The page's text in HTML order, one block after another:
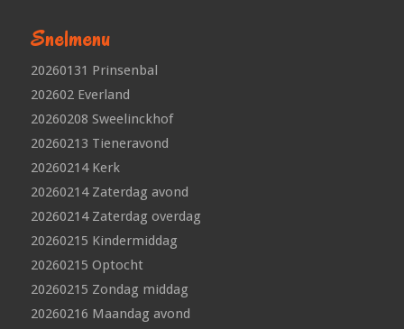
Snelmenu
20260131 Prinsenbal
202602 Everland
20260208 Sweelinckhof
20260213 Tieneravond
20260214 Kerk
20260214 Zaterdag avond
20260214 Zaterdag overdag
20260215 Kindermiddag
20260215 Optocht
20260215 Zondag middag
20260216 Maandag avond